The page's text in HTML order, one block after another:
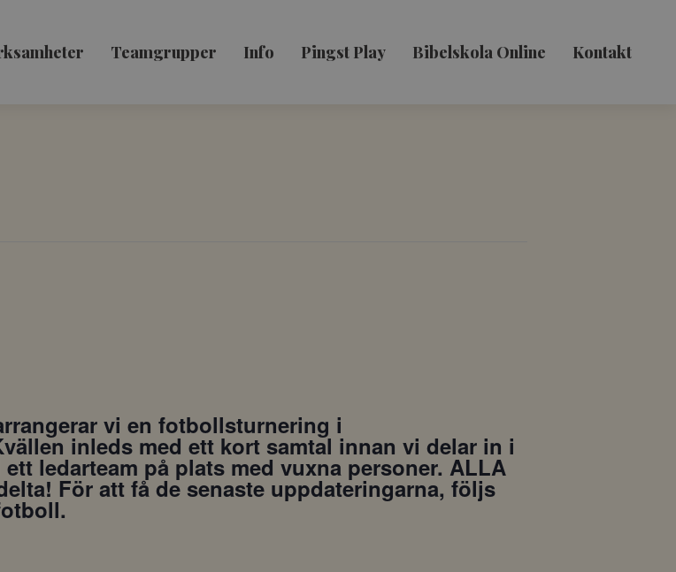
Teamgrupper Info Pingst Play Bibelskola Online Kontakt
vi en fotbollsturnering i
inleds med ett kort samtal innan vi delar in i
ledarteam på plats med vuxna personer. ALLA
För att få de senaste uppdateringarna, följs